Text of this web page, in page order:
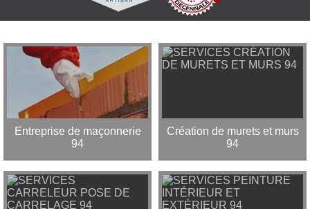
Entreprise de maçonnerie
94
Création de murets et murs
94